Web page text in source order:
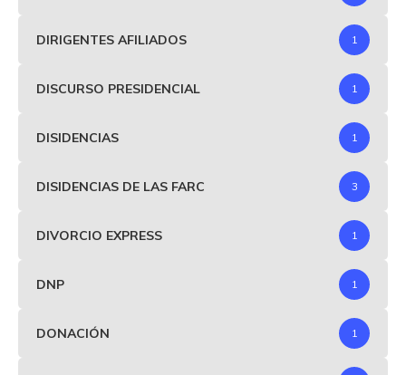
DIRIGENTES AFILIADOS 1
DISCURSO PRESIDENCIAL 1
DISIDENCIAS 1
DISIDENCIAS DE LAS FARC 3
DIVORCIO EXPRESS 1
DNP 1
DONACIÓN 1